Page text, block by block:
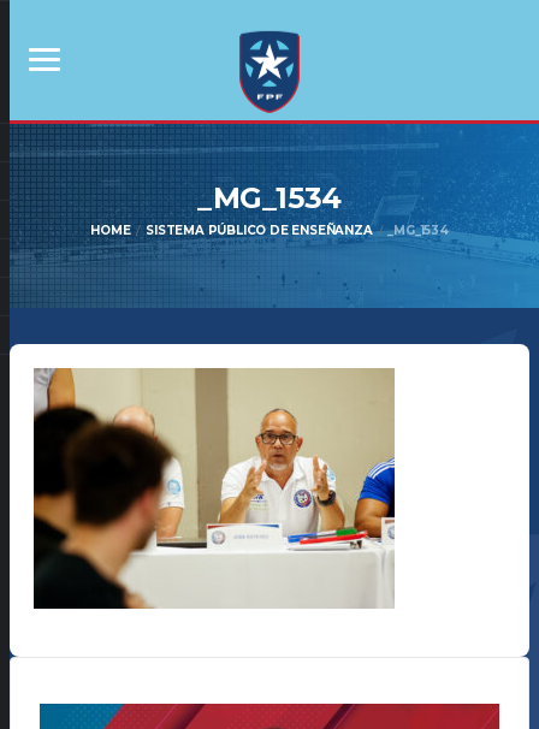
_MG_1534
HOME SISTEMA PÚBLICO DE ENSEÑANZA _MG_1534